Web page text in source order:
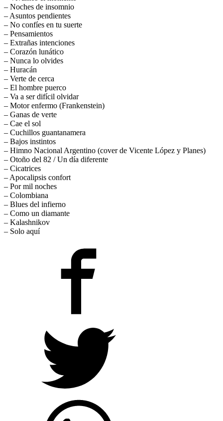
– Noches de insomnio
– Asuntos pendientes
– No confíes en tu suerte
– Pensamientos
– Extrañas intenciones
– Corazón lunático
– Nunca lo olvides
– Huracán
– Verte de cerca
– El hombre puerco
– Va a ser difícil olvidar
– Motor enfermo (Frankenstein)
– Ganas de verte
– Cae el sol
– Cuchillos guantanamera
– Bajos instintos
– Himno Nacional Argentino (cover de Vicente López y Planes)
– Otoño del 82 / Un día diferente
– Cicatrices
– Apocalipsis confort
– Por mil noches
– Colombiana
– Blues del infierno
– Como un diamante
– Kalashnikov
– Solo aquí